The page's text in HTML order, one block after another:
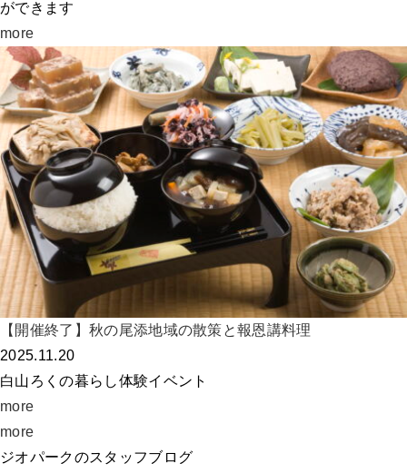
ができます
more
【開催終了】秋の尾添地域の散策と報恩講料理
2025.11.20
白山ろくの暮らし体験イベント
more
more
ジオパークのスタッフブログ